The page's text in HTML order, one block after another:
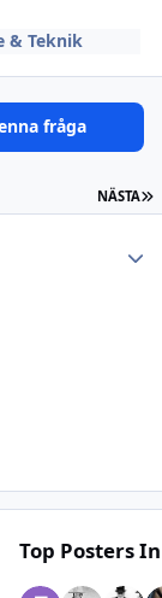
& Teknik
fråga
NÄSTA
Top Posters